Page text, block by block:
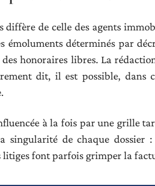
diffère de celle des agents
émoluments déterminés par
honoraires libres. La
dit, il est possible, dans
à la fois par une grille
singularité de chaque
litiges font parfois grimper la